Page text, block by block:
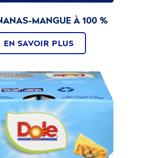
MANGUE À 100 %
EN SAVOIR PLUS